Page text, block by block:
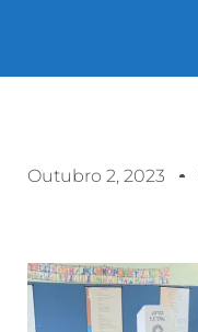
Outubro 2, 2023